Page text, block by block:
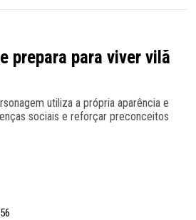
prepara para viver vilã
utiliza a própria aparência e
sociais e reforçar preconceitos